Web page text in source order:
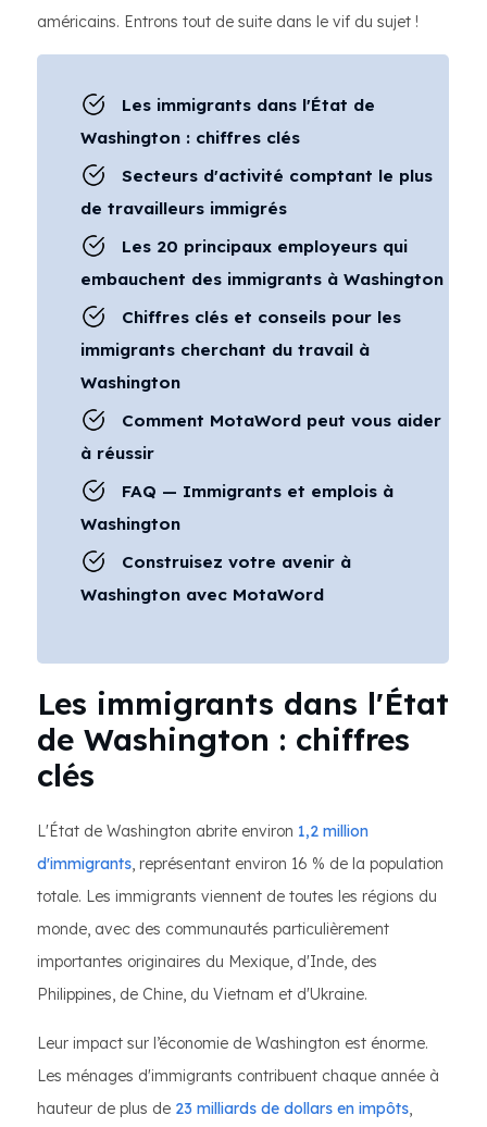
américains. Entrons tout de suite dans le vif du sujet !
Les immigrants dans l'État de
Washington : chiffres clés
Secteurs d'activité comptant le plus
de travailleurs immigrés
Les 20 principaux employeurs qui
embauchent des immigrants à Washington
Chiffres clés et conseils pour les
immigrants cherchant du travail à
Washington
Comment MotaWord peut vous aider
à réussir
FAQ — Immigrants et emplois à
Washington
Construisez votre avenir à
Washington avec MotaWord
Les immigrants dans l'État
de Washington : chiffres
clés
L'État de Washington abrite environ 1,2 million
d'immigrants, représentant environ 16 % de la population
totale. Les immigrants viennent de toutes les régions du
monde, avec des communautés particulièrement
importantes originaires du Mexique, d'Inde, des
Philippines, de Chine, du Vietnam et d'Ukraine.
Leur impact sur l’économie de Washington est énorme.
Les ménages d'immigrants contribuent chaque année à
hauteur de plus de 23 milliards de dollars en impôts,